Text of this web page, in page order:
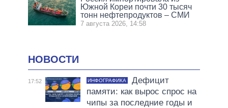
Южной Кореи почти 30 тысяч
тонн нефтепродуктов – СМИ
7 августа 2026, 14:58
НОВОСТИ
17:52 ИНФОГРАФИКА
Дефицит
памяти: как вырос спрос на
чипы за последние годы и